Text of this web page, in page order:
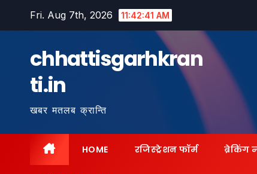
Fri. Aug 7th, 2026 11:42:43 AM
chhattisgarhkran
ti.in
खबर मतलब क्रान्ति
HOME रजिस्ट्रेशन फॉर्म ब्रेकिंग